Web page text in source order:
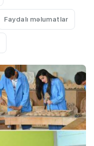
Faydalı məlumatlar